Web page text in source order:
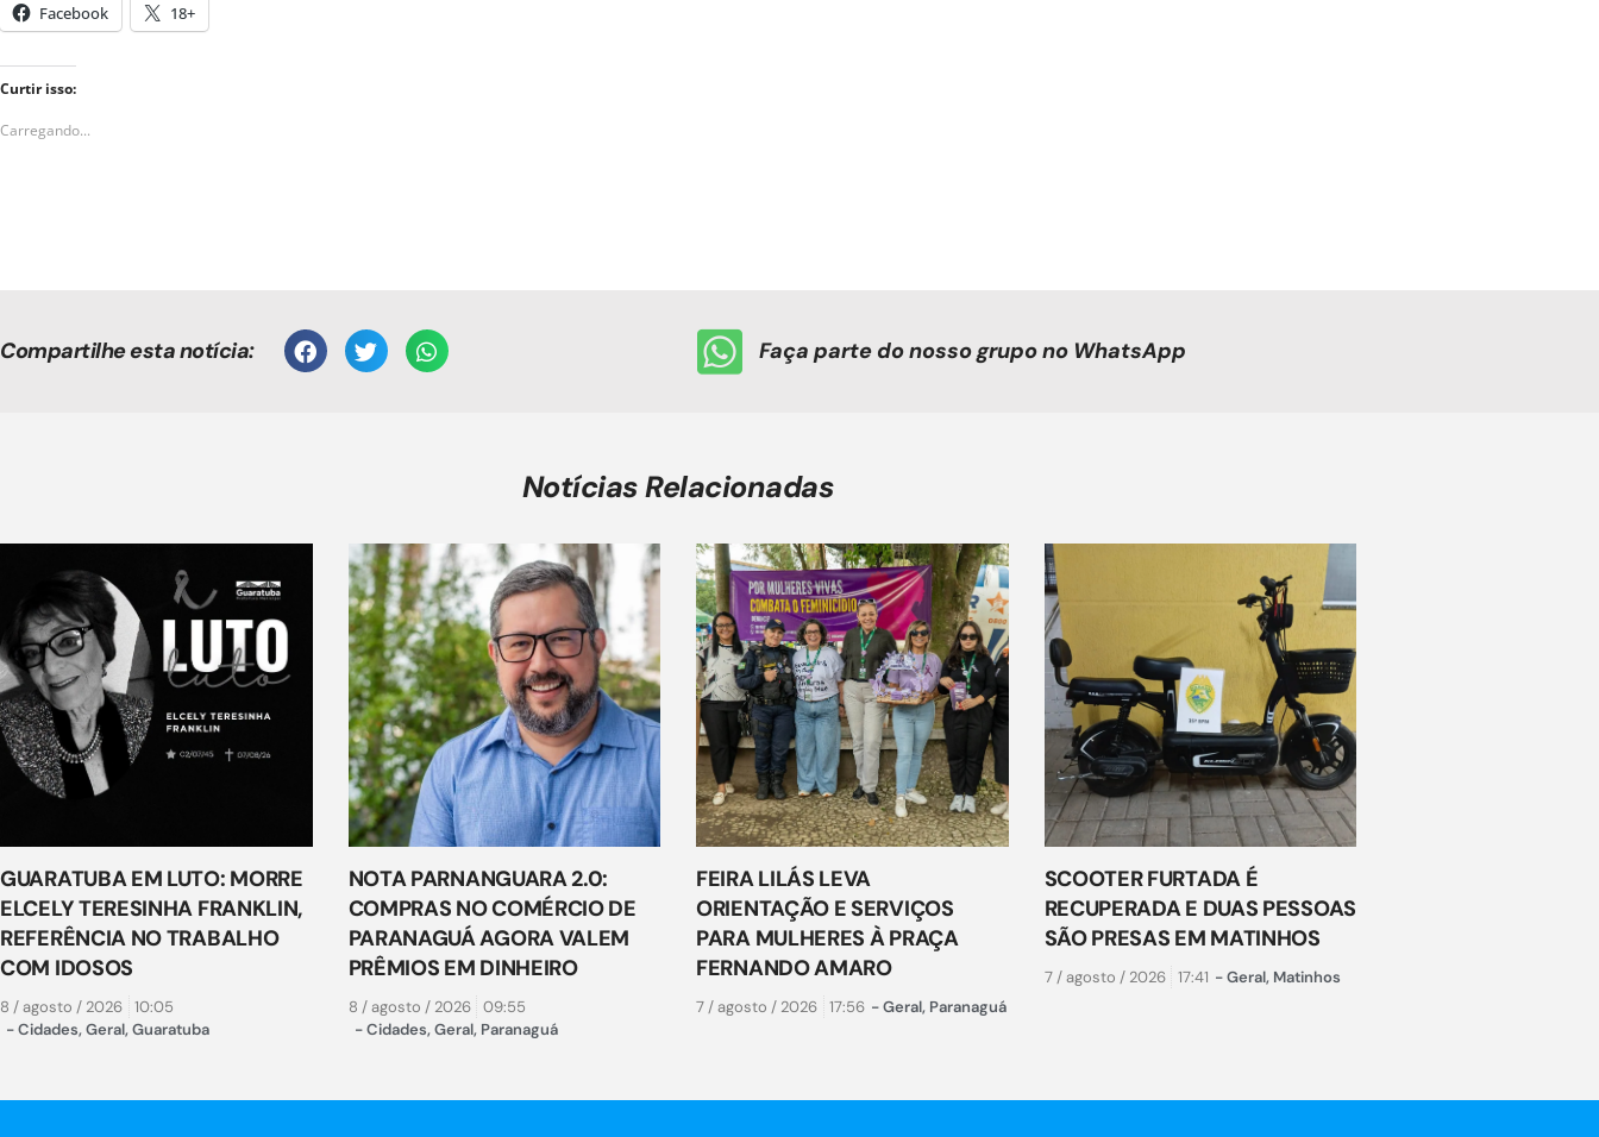
Facebook 18+
Curtir isso:
Carregando...
Compartilhe esta notícia: Faça parte do nosso grupo no WhatsApp
Notícias Relacionadas
GUARATUBA EM LUTO: MORRE
ELCELY TERESINHA FRANKLIN,
REFERÊNCIA NO TRABALHO
COM IDOSOS
8 / agosto / 2026 10:05
-Cidades,Geral,Guaratuba
NOTA PARNANGUARA 2.0:
COMPRAS NO COMÉRCIO DE
PARANAGUÁ AGORA VALEM
PRÊMIOS EM DINHEIRO
8 / agosto / 2026
09:55
-Cidades,Geral, Paranaguá
FEIRA LILÁS LEVA
ORIENTAÇÃO E SERVIÇOS
PARA MULHERES À PRAÇA
FERNANDO AMARO
7 / agosto / 2026 17:56 -Geral, Paranaguá
SCOOTER FURTADA É
RECUPERADA E DUAS PESSOAS
SÃO PRESAS EM MATINHOS
7 / agosto / 2026 17:41 -Geral, Matinhos